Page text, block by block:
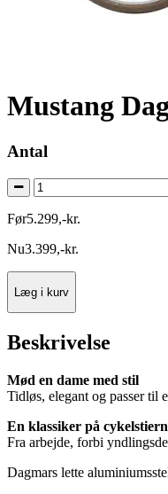
Mustang
Antal
Før5.299,-kr.
Nu3.399,-kr.
Læg i kurv
Beskrivelse
Mød en dame med stil
Tidløs, elegant og passer til
En klassiker på
Fra arbejde, forbi
Dagmars lette